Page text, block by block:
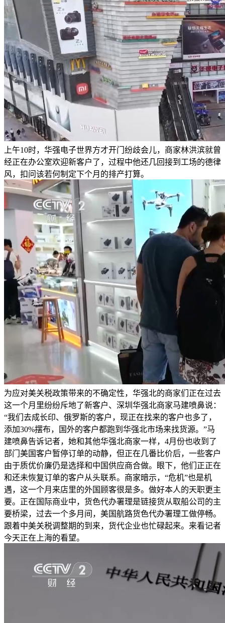
上午10时，华强电子世界方才开门纷歧会儿，商家林洪滨就曾
经正在办公室欢迎新客户了，过程中他还几回接到工场的德律
风，扣问该若何制定下个月的排产打算。
为应对美关税政策带来的不确定性，华强北的商家们正在过去
这一个月里纷纷斥地了新客户、深圳华强北商家马建喷鼻说：
“我们去成长印、俄罗斯的客户，现正在找来的客户也多了，
添加30%摆布，国外的客户都跑到华强北市场来找货源。”马
建喷鼻告诉记者，她和其他华强北商家一样，4月份也收到了
部门美国客户暂停订单的动静，但正在几番比价后，一些客户
由于质优价廉仍是选择和中国供应商合做。眼下，他们正正在
和还未恢复订单的客户从头联系。商家暗示，“危机”也是机
遇，这一个月来店里的外国顾客很是多。做好本人的天职更主
要。正在国际商业中，货色代办署理是链接货从取船公司的主
要桥梁，过去一个多月间，美国航路货色代办署理工做停畅。
跟着中美关税调整期的到来，货代企业也忙碌起来。来看记者
今天正在上海的看望。